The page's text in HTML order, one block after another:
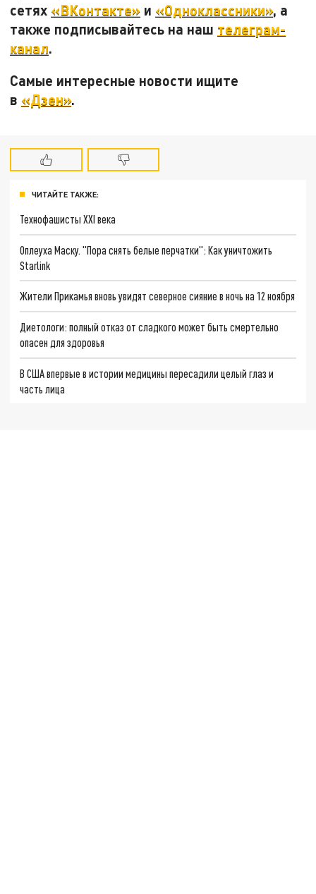
сетях «ВКонтакте» и «Одноклассники», а
также подписывайтесь на наш телеграм-
канал.
Самые интересные новости ищите
в «Дзен».
ЧИТАЙТЕ ТАКЖЕ:
Технофашисты XXI века
Оплеуха Маску. "Пора снять белые перчатки": Как уничтожить
Starlink
Жители Прикамья вновь увидят северное сияние в ночь на 12 ноября
Диетологи: полный отказ от сладкого может быть смертельно
опасен для здоровья
В США впервые в истории медицины пересадили целый глаз и
часть лица